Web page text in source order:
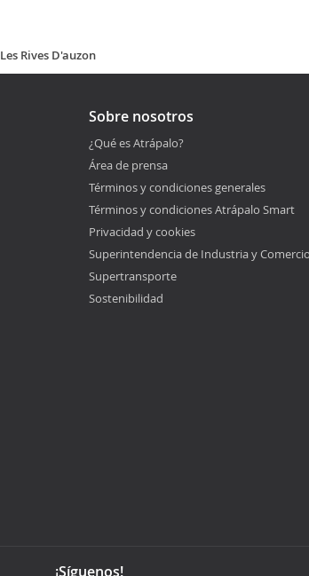
Les Rives D'auzon
Sobre nosotros
¿Qué es Atrápalo?
Área de prensa
Términos y condiciones generales
Términos y condiciones Atrápalo Smart
Privacidad y cookies
Superintendencia de Industria y Comercio
Supertransporte
Sostenibilidad
¡Síguenos!